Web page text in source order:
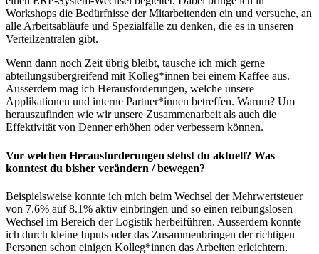
Workshops die Bedürfnisse der Mitarbeitenden ein und versuche, an
alle Arbeitsabläufe und Spezialfälle zu denken, die es in unseren
Verteilzentralen gibt.
Wenn dann noch Zeit übrig bleibt, tausche ich mich gerne
abteilungsübergreifend mit Kolleg*innen bei einem Kaffee aus.
Ausserdem mag ich Herausforderungen, welche unsere
Applikationen und interne Partner*innen betreffen. Warum? Um
herauszufinden wie wir unsere Zusammenarbeit als auch die
Effektivität von Denner erhöhen oder verbessern können.
Vor welchen Herausforderungen stehst du aktuell? Was
konntest du bisher verändern / bewegen?
Beispielsweise konnte ich mich beim Wechsel der Mehrwertsteuer
von 7.6% auf 8.1% aktiv einbringen und so einen reibungslosen
Wechsel im Bereich der Logistik herbeiführen. Ausserdem konnte
ich durch kleine Inputs oder das Zusammenbringen der richtigen
Personen schon einigen Kolleg*innen das Arbeiten erleichtern.